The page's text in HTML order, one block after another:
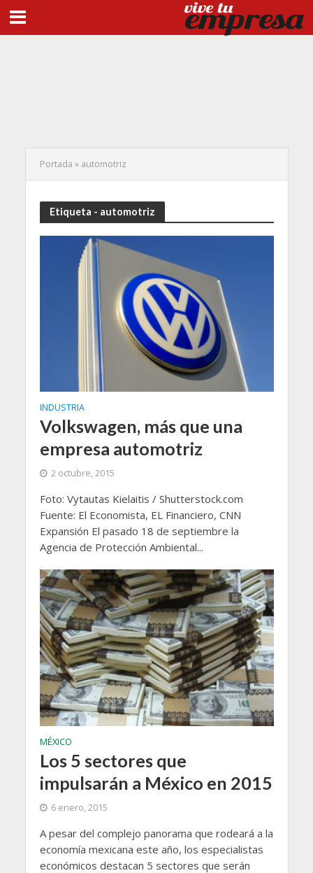
Portada » automotriz
Etiqueta - automotriz
INDUSTRIA
Volkswagen, más que una
empresa automotriz
2 octubre, 2015
Foto: Vytautas Kielaitis / Shutterstock.com
Fuente: El Economista, EL Financiero, CNN
Expansión El pasado 18 de septiembre la
Agencia de Protección Ambiental...
MÉXICO
Los 5 sectores que
impulsarán a México en 2015
6 enero, 2015
A pesar del complejo panorama que rodeará a la
economía mexicana este año, los especialistas
económicos destacan 5 sectores que serán